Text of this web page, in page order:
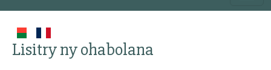
Lisitry ny ohabolana